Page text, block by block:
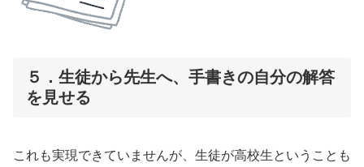
５．生徒から先生へ、手書きの自分の解答
を見せる
これも実現できていませんが、生徒が高校生ということも